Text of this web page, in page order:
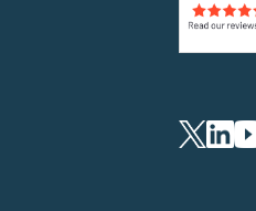
Twitter